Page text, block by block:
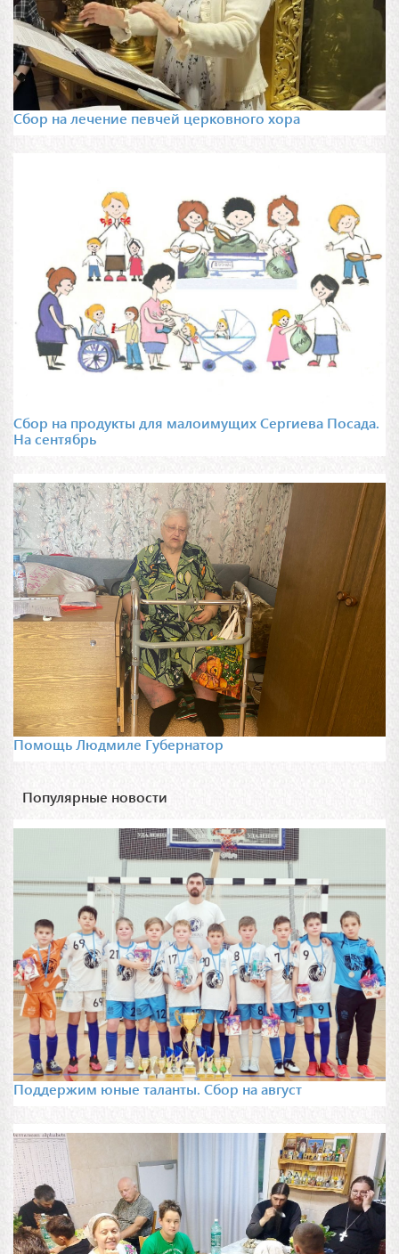
Сбор на лечение певчей церковного хора
Сбор на продукты для малоимущих Сергиева Посада.
На сентябрь
Помощь Людмиле Губернатор
Популярные новости
Поддержим юные таланты. Сбор на август